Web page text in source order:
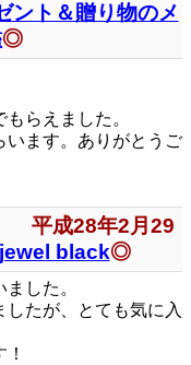
ント＆贈り物のメ
◎
らえました。
います。ありがとうご
平成28年2月29
jewel black◎
した。
たが、とても気に入